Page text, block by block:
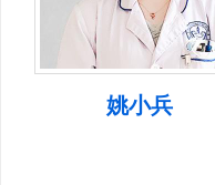
姚小兵